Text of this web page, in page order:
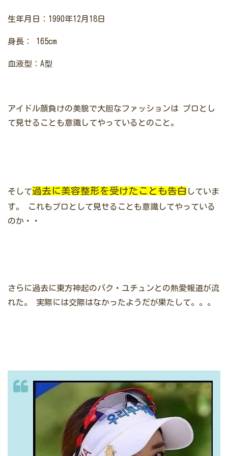
生年月日：1990年12月18日
身長： 165cm
血液型：A型
アイドル顔負けの美貌で大胆なファッションは プロとし
て見せることも意識してやっているとのこと。
そして過去に美容整形を受けたことも告白 していま
す。
これもプロとして見せることも意識してやっている
のか・・
さらに過去に東方神起のパク・ユチュンとの熱愛報道が流
れた。
実際には交際はなかったようだが果たして。。。